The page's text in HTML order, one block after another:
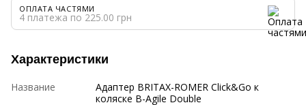
ОПЛАТА ЧАСТЯМИ
4 платежа по 225.00 грн
Характеристики
Название
Адаптер BRITAX-ROMER Click&Go к
коляске B-Agile Double